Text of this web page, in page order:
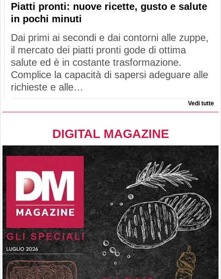
Piatti pronti: nuove ricette, gusto e salute
in pochi minuti
Dai primi ai secondi e dai contorni alle zuppe,
il mercato dei piatti pronti gode di ottima
salute ed è in costante trasformazione.
Complice la capacità di sapersi adeguare alle
richieste e alle…
Vedi tutte
DIGITAL MAGAZINE